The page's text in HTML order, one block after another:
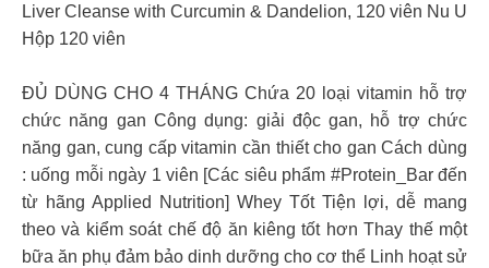
Liver Cleanse with Curcumin & Dandelion, 120 viên Nu U
Hộp 120 viên
ĐỦ DÙNG CHO 4 THÁNG Chứa 20 loại vitamin hỗ trợ
chức năng gan Công dụng: giải độc gan, hỗ trợ chức
năng gan, cung cấp vitamin cần thiết cho gan Cách dùng
: uống mỗi ngày 1 viên [Các siêu phẩm #Protein_Bar đến
từ hãng Applied Nutrition] Whey Tốt Tiện lợi, dễ mang
theo và kiểm soát chế độ ăn kiêng tốt hơn Thay thế một
bữa ăn phụ đảm bảo dinh dưỡng cho cơ thể Linh hoạt sử